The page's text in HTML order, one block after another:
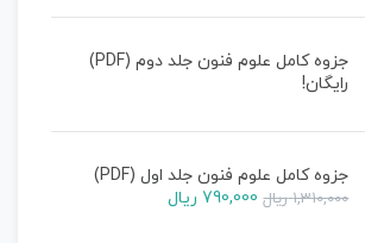
جزوه کامل علوم فنون جلد دوم (PDF)
رایگان!
جزوه کامل علوم فنون جلد اول (PDF)
1,310,000 ریال 790,000 ریال